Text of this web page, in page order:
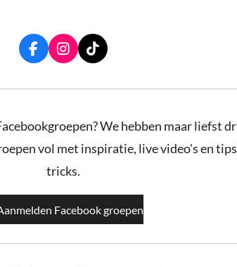
F
a
o
k
I
n
r
a
T
i
k We hebben maar liefst
vol met inspiratie, live video's en
tricks.
Facebook groepen